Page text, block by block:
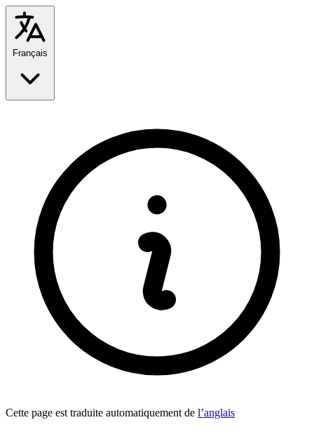
Cette page est traduite automa­tique­ment de l’anglais